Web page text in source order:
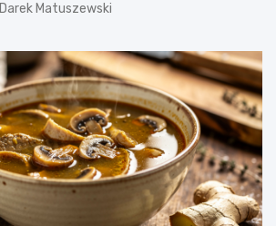
Darek Matuszewski